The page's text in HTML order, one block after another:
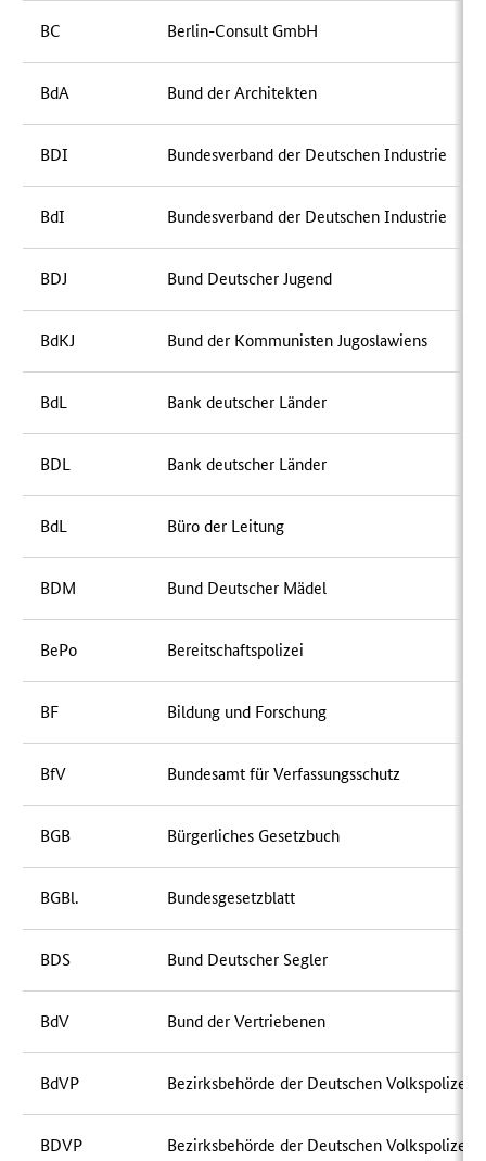
BC Berlin-Consult GmbH
BdA Bund der Architekten
BDI Bundesverband der Deutschen Industrie
BdI Bundesverband der Deutschen Industrie
BDJ Bund Deutscher Jugend
BdKJ Bund der Kommunisten Jugoslawiens
BdL Bank deutscher Länder
BDL Bank deutscher Länder
BdL Büro der Leitung
BDM Bund Deutscher Mädel
BePo Bereitschaftspolizei
BF Bildung und Forschung
BfV Bundesamt für Verfassungsschutz
BGB Bürgerliches Gesetzbuch
BGBl. Bundesgesetzblatt
BDS Bund Deutscher Segler
BdV Bund der Vertriebenen
BdVP Bezirksbehörde der Deutschen Volkspolizei
BDVP Bezirksbehörde der Deutschen Volkspolizei